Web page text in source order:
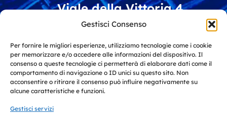
Gestisci Consenso
Per fornire le migliori esperienze, utilizziamo tecnologie come i cookie
per memorizzare e/o accedere alle informazioni del dispositivo. Il
consenso a queste tecnologie ci permetterà di elaborare dati come il
comportamento di navigazione o ID unici su questo sito. Non
acconsentire o ritirare il consenso può influire negativamente su
alcune caratteristiche e funzioni.
Gestisci servizi
Viale della Vittoria 4
15060 Stazzano (AL)
Soluzioni per vagliatura e riciclo
materiali